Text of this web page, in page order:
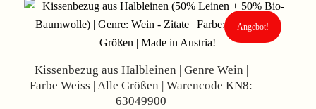
Kissenbezug aus Halbleinen | Genre Wein |
Farbe Weiss | Alle Größen | Warencode KN8:
63049900
Angebot!